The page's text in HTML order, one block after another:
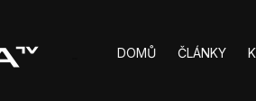
DOMŮ ČLÁNKY